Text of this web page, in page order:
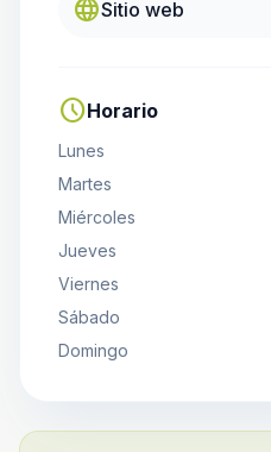
languageSitio web
scheduleHorario
Lunes
Martes
Miércoles
Jueves
Viernes
Sábado
Domingo